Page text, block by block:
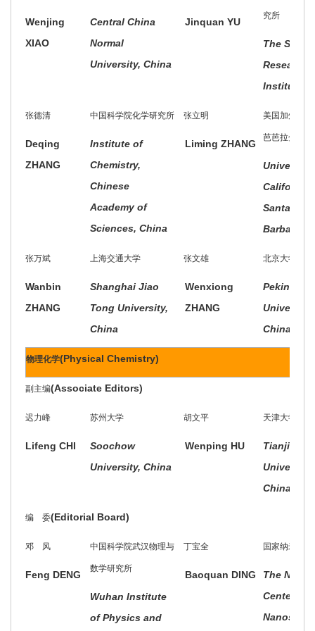
Wenjing
XIAO
Central China
Normal
University, China
Jinquan YU
究所
The
Research
Institute,
张德清
Deqing
ZHANG
中国科学院化学研究所
Institute of
Chemistry,
Chinese
Academy of
Sciences, China
张立明
Liming ZHANG
美国加州大
芭芭拉分校
University
California,
Santa
Barbara,
张万斌
Wanbin
ZHANG
上海交通大学
Shanghai Jiao
Tong University,
China
张文雄
Wenxiong
ZHANG
北京大学
Peking
University,
China
物理化学(Physical Chemistry)
副主编(Associate Editors)
迟力峰
Lifeng CHI
苏州大学
Soochow
University, China
胡文平
Wenping HU
天津大学
Tianjin
University,
China
编 委(Editorial Board)
邓 风
Feng DENG
中国科学院武汉物理与
数学研究所
Wuhan Institute
of Physics and
丁宝全
Baoquan DING
国家纳米科
The
Center for